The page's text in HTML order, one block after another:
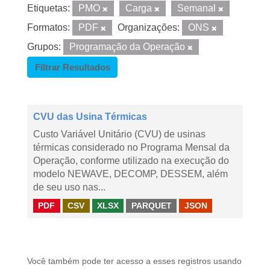
Etiquetas: PMO Carga
Semanal
Formatos:
PDF Organizações:
ONS
Grupos:
Programação da Operação
Filtrar Resultados
CVU das Usina Térmicas
Custo Variável Unitário (CVU) de usinas
térmicas considerado no Programa Mensal da
Operação, conforme utilizado na execução do
modelo NEWAVE, DECOMP, DESSEM, além
de seu uso nas...
PDF CSV XLSX PARQUET JSON
Você também pode ter acesso a esses registros usando